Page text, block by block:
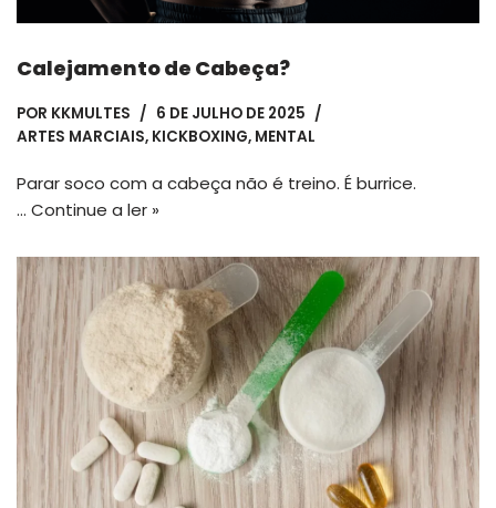
Calejamento de Cabeça?
POR KKMULTES
6 DE JULHO DE 2025
ARTES MARCIAIS, KICKBOXING, MENTAL
Parar soco com a cabeça não é treino. É burrice.
… Continue a ler »